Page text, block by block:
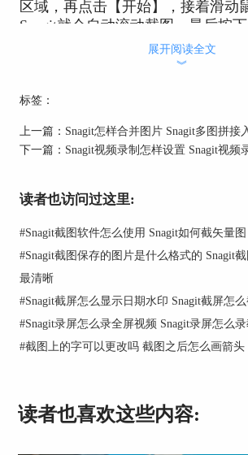
区域，再点击【开始】
，接着滑动
Snagit就会自动滚动截图。最后按下
结束捕获，截图就会自动跳转到编
点击顶部菜单栏的功能操作即可。
注】
面板。可以先从快速样式中挑选喜
再点击图片上要添加文字的地方，
填充色，设置箭头的样式和颜色，
展开阅读全文
︾
标签：
上一篇： Snagit怎样合并图片 Snagit多图拼接
下一篇： Snagit视频录制怎样设置 Snagit视频
读者也访问过这里:
#Snagit截图软件怎么使用 Snagit如何截矢量图
#Snagit截图保存的图片是什么格式的 Snagit
最清晰
#Snagit截屏怎么显示日期水印 Snagit截屏怎
#Snagit录屏怎么录全屏视频 Snagit录屏怎么
#截图上的字可以更改吗 截图之后怎么画箭头
读者也喜欢这些内容: